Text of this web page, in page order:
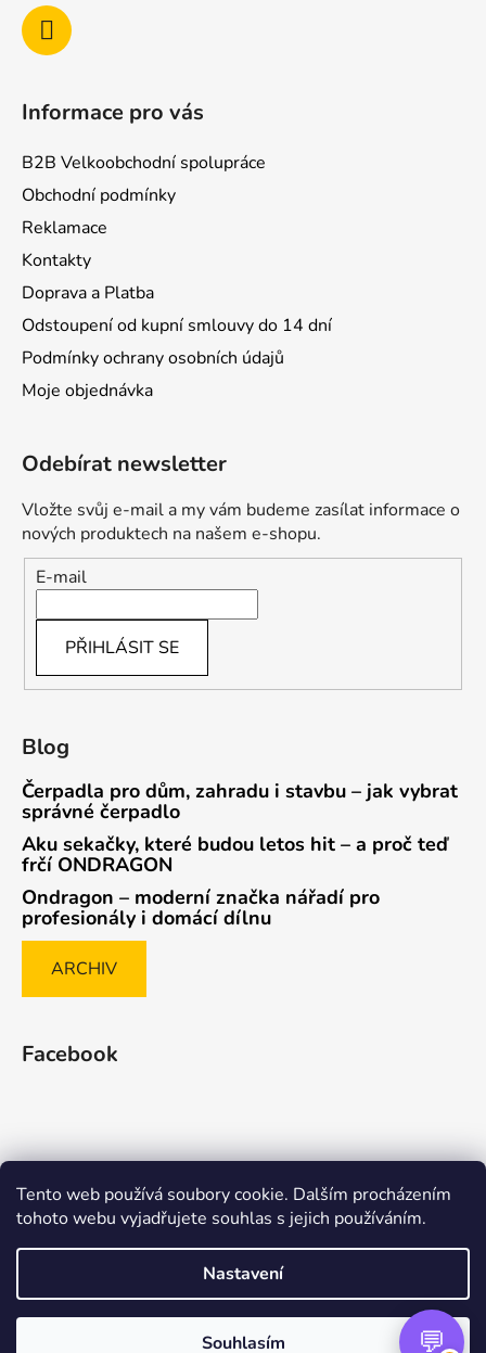
Tento web používá soubory cookie. Dalším procházením
tohoto webu vyjadřujete souhlas s jejich používáním.
Nastavení
Souhlasím
Informace pro vás
B2B Velkoobchodní spolupráce
Obchodní podmínky
Reklamace
Kontakty
Doprava a Platba
Odstoupení od kupní smlouvy do 14 dní
Podmínky ochrany osobních údajů
Moje objednávka
Odebírat newsletter
Vložte svůj e-mail a my vám budeme zasílat informace o
nových produktech na našem e-shopu.
E-mail
PŘIHLÁSIT SE
Blog
Čerpadla pro dům, zahradu i stavbu – jak vybrat
správné čerpadlo
Aku sekačky, které budou letos hit – a proč teď
frčí ONDRAGON
Ondragon – moderní značka nářadí pro
profesionály i domácí dílnu
ARCHIV
Facebook
Způsob ověřování recenzí
Vytvořil Shoptet Premium
nasenaradi.cz . Všechna práva